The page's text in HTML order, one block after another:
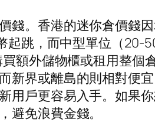
錢。香港的迷你倉價錢
起跳，而中型單位（
額外儲物櫃或租用整
新界或離島的則相對便
戶更容易入手。如果
避免浪費金錢。